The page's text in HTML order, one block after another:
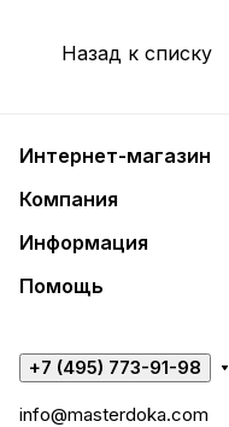
Назад к списку
Интернет-магазин
Компания
Информация
Помощь
+7 (495) 773-91-98
info@masterdoka.com